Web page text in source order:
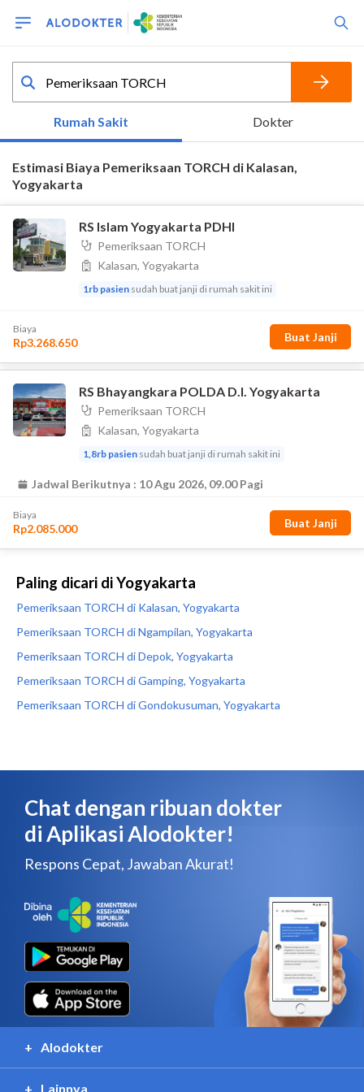
Paling dicari di Yogyakarta
Pemeriksaan TORCH di Kalasan, Yogyakarta
Pemeriksaan TORCH di Ngampilan, Yogyakarta
Pemeriksaan TORCH di Depok, Yogyakarta
Pemeriksaan TORCH di Gamping, Yogyakarta
Pemeriksaan TORCH di Gondokusuman, Yogyakarta